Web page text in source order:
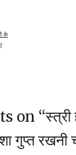
के
on “स्त्री
गुप्त रखनी